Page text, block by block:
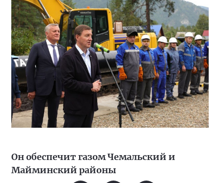
Он обеспечит газом Чемальский и
Майминский районы